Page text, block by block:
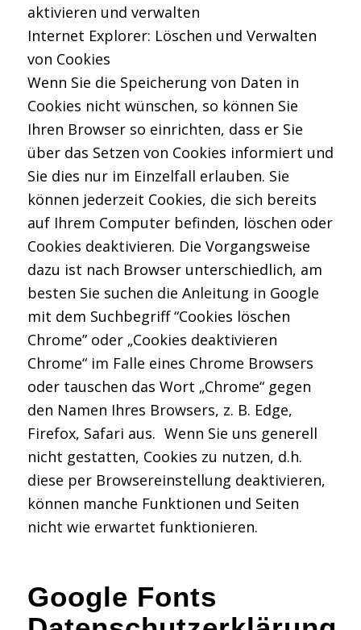
aktivieren und verwalten
Internet Explorer: Löschen und Verwalten
von Cookies
Wenn Sie die Speicherung von Daten in
Cookies nicht wünschen, so können Sie
Ihren Browser so einrichten, dass er Sie
über das Setzen von Cookies informiert und
Sie dies nur im Einzelfall erlauben. Sie
können jederzeit Cookies, die sich bereits
auf Ihrem Computer befinden, löschen oder
Cookies deaktivieren. Die Vorgangsweise
dazu ist nach Browser unterschiedlich, am
besten Sie suchen die Anleitung in Google
mit dem Suchbegriff “Cookies löschen
Chrome” oder „Cookies deaktivieren
Chrome“ im Falle eines Chrome Browsers
oder tauschen das Wort „Chrome“ gegen
den Namen Ihres Browsers, z. B. Edge,
Firefox, Safari aus. Wenn Sie uns generell
nicht gestatten, Cookies zu nutzen, d.h.
diese per Browsereinstellung deaktivieren,
können manche Funktionen und Seiten
nicht wie erwartet funktionieren.
Google Fonts